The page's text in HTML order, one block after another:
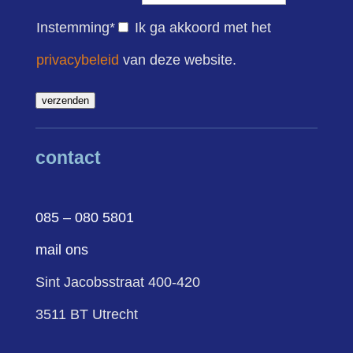
Instemming* Ik ga akkoord met het
privacybeleid van deze website.
verzenden
contact
085 – 080 5801
mail ons
Sint Jacobsstraat 400-420
3511 BT Utrecht